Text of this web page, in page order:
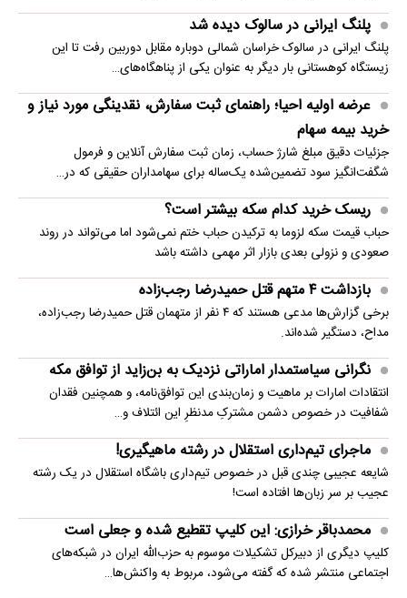
پلنگ ایرانی در سالوک دیده شد
پلنگ ایرانی در سالوک خراسان شمالی دوباره مقابل دوربین رفت تا این
زیستگاه کوهستانی بار دیگر به عنوان یکی از پناهگاه‌های…
عرضه اولیه احیا؛ راهنمای ثبت سفارش، نقدینگی مورد نیاز و
خرید بیمه سهام
جزئیات دقیق مبلغ شارژ حساب، زمان ثبت سفارش آنلاین و فرمول
شگفت‌انگیز سود تضمین‌شده یک‌ساله برای سهامداران حقیقی که در…
ریسک خرید کدام سکه بیشتر است؟
حباب قیمت سکه لزوما به ترکیدن حباب ختم نمی‌شود اما می‌تواند در روند
صعودی و نزولی بعدی بازار اثر مهمی داشته باشد
بازداشت ۴ متهم قتل حمیدرضا رجب‌زاده
برخی گزارش‌ها مدعی هستند که ۴ نفر از متهمان قتل حمیدرضا رجب‌زاده،
مداح، دستگیر شده‌اند.
نگرانی سیاستمدار اماراتی نزدیک به بن‌زاید از توافق مکه
انتقادات امارات بر ماهیت و زمان‌بندی این توافق‌نامه، و همچنین فقدان
شفافیت در خصوص دشمن مشترکِ مدنظرِ این ائتلاف و…
ماجرای تیم‌داری استقلال در رشته ماهیگیری!
شایعه عجیبی چندی قبل در خصوص تیم‌داری باشگاه استقلال در یک رشته
عجیب بر سر زبان‌ها افتاده است!
محمدباقر خرازی: این کلیپ تقطیع شده و جعلی است
کلیپ دیگری از دبیرکل تشکیلات موسوم به حزب‌الله ایران در شبکه‌های
اجتماعی منتشر شده که گفته می‌شود، مربوط به واکنش‌ها…